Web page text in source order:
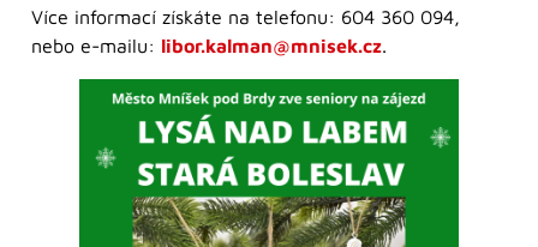
Více informací získáte na telefonu: 604 360 094,
nebo e-mailu: libor.kalman@mnisek.cz.